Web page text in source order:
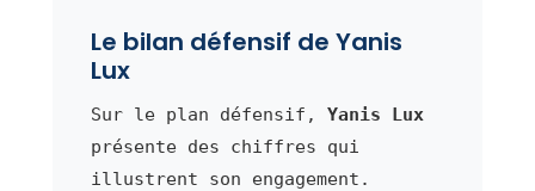
Le bilan défensif de Yanis
Lux
Sur le plan défensif, Yanis Lux
présente des chiffres qui
illustrent son engagement.